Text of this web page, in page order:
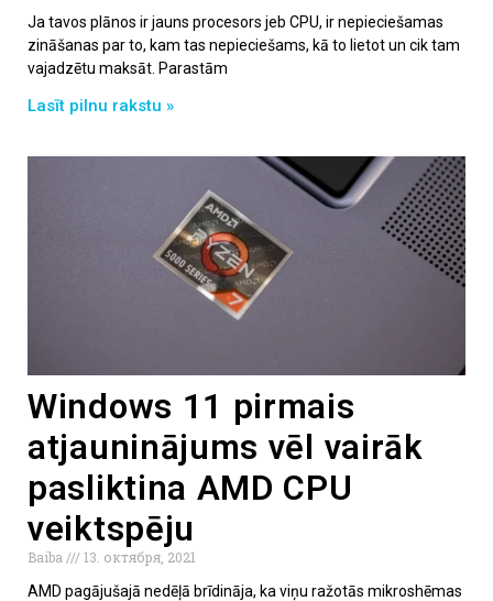
Ja tavos plānos ir jauns procesors jeb CPU, ir nepieciešamas
zināšanas par to, kam tas nepieciešams, kā to lietot un cik tam
vajadzētu maksāt. Parastām
Lasīt pilnu rakstu »
Windows 11 pirmais
atjauninājums vēl vairāk
pasliktina AMD CPU
veiktspēju
Baiba
13. октября, 2021
AMD pagājušajā nedēļā brīdināja, ka viņu ražotās mikroshēmas